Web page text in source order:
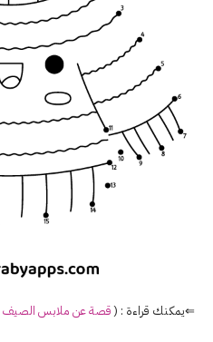
⇐يمكنك قراءة : (قصة عن ملابس الصيف